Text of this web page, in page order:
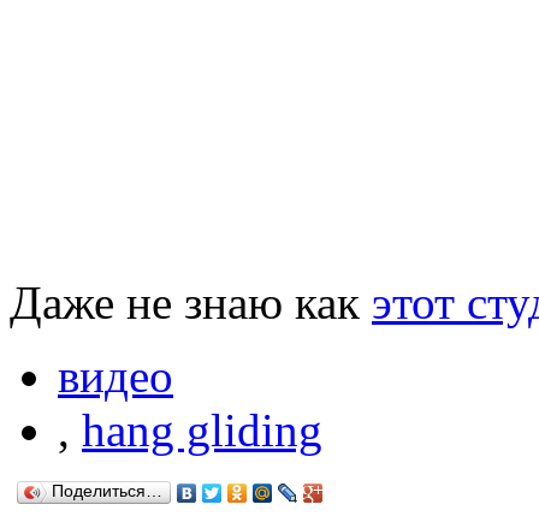
Даже не знаю как этот
видео
, hang gliding
Поделиться…